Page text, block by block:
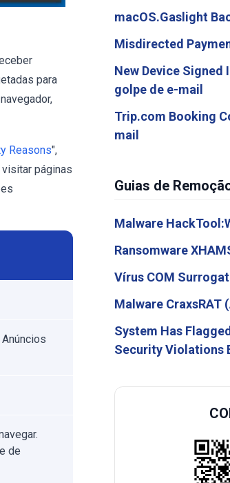
para
Reasons",
páginas
de
macOS.Gaslight
Misdirected
New Device Signed
golpe de e-mail
Trip.com Booking
mail
Guias de
Malware
Ransomware
Vírus COM
Malware CraxsRAT
System Has
Security Violations